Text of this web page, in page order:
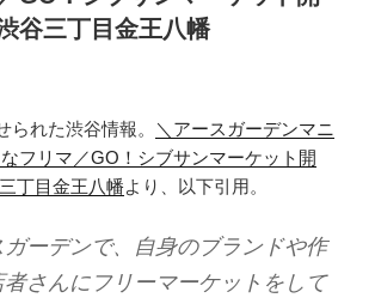
谷三丁目金王八幡
られた渋谷情報。
＼アースガーデンマニ
フリマ／GO！シブサンマーケット開
丁目金王八幡より、以下引用。
ーデンで、自身のブランドや作
さんにフリーマーケットをして